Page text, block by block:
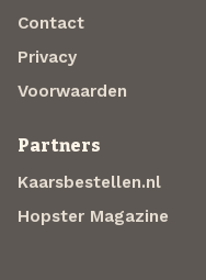
Contact
Privacy
Voorwaarden
Partners
Kaarsbestellen.nl
Hopster Magazine